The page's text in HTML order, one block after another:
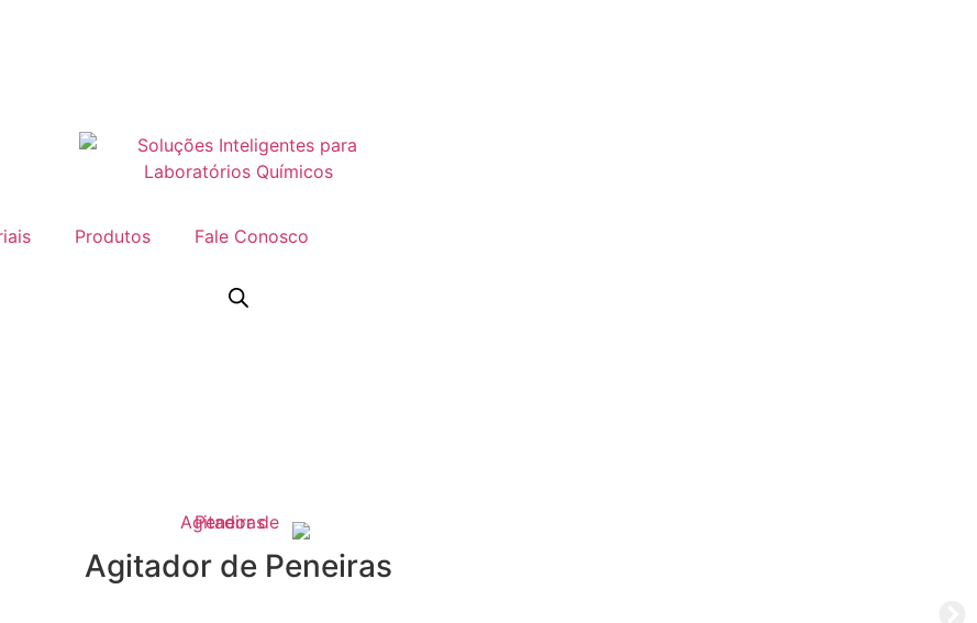
Produtos Fale Conosco
Agitador de Peneiras